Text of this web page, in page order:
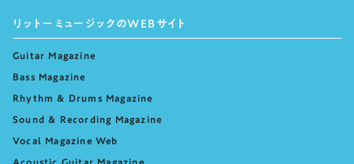
リットーミュージックのWEBサイト
Guitar Magazine
Bass Magazine
Rhythm & Drums Magazine
Sound & Recording Magazine
Vocal Magazine Web
Acoustic Guitar Magazine